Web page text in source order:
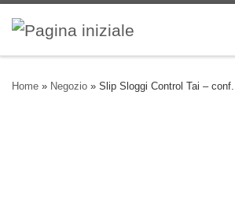
Skip to content
Home » Negozio » Slip Sloggi Control Tai –